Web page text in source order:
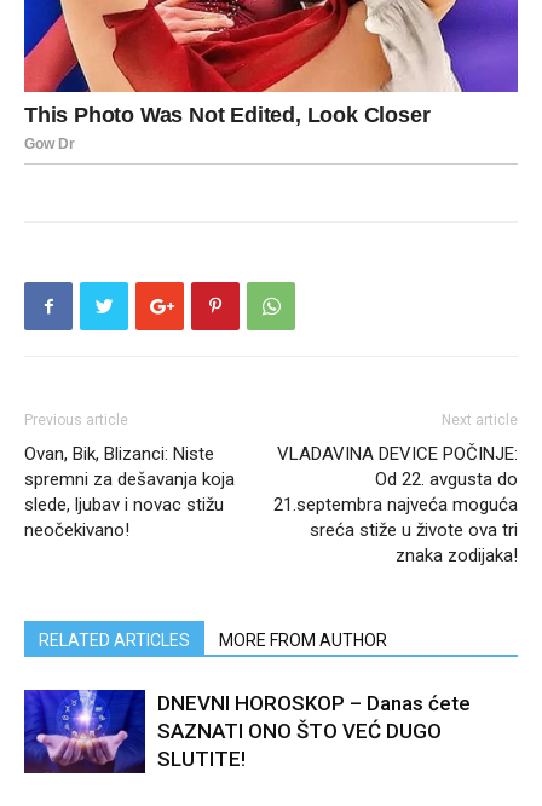
Previous article
Ovan, Bik, Blizanci: Niste
spremni za dešavanja koja
slede, ljubav i novac stižu
neočekivano!
Next article
VLADAVINA DEVICE POČINJE:
Od 22. avgusta do
21.septembra najveća moguća
sreća stiže u živote ova tri
znaka zodijaka!
RELATED ARTICLES MORE FROM AUTHOR
DNEVNI HOROSKOP – Danas ćete
SAZNATI ONO ŠTO VEĆ DUGO
SLUTITE!